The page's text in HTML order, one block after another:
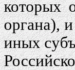
которых
органа),
иных